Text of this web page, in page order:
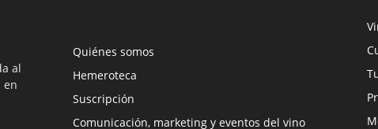
al
en
Quiénes somos
Hemeroteca
Suscripción
Comunicación, marketing y eventos del vino